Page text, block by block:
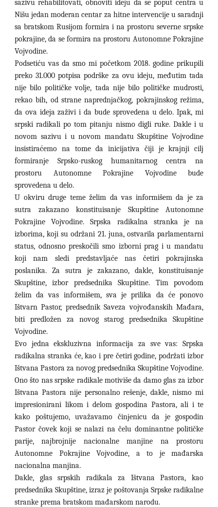
sazivu rehabilitovati, obnoviti ideju da se poput centra u
Nišu jedan moderan centar za hitne intervencije u saradnji
sa bratskom Rusijom formira i na prostoru severne srpske
pokrajine, da se formira na prostoru Autonomne Pokrajine
Vojvodine.
Podsetiću vas da smo mi početkom 2018. godine prikupili
preko 31.000 potpisa podrške za ovu ideju, međutim tada
nije bilo političke volje, tada nije bilo političke mudrosti,
rekao bih, od strane naprednjačkog, pokrajinskog režima,
da ova ideja zaživi i da bude sprovedena u delo. Ipak, mi
srpski radikali po tom pitanju nismo digli ruke. Dakle i u
novom sazivu i u novom mandatu Skupštine Vojvodine
insistiraćemo na tome da inicijativa čiji je krajnji cilj
formiranje Srpsko-ruskog humanitarnog centra na
prostoru Autonomne Pokrajine Vojvodine bude
sprovedena u delo.
U okviru druge teme želim da vas informišem da je za
sutra zakazano konstituisanje Skupštine Autonomne
Pokrajine Vojvodine. Srpska radikalna stranka je na
izborima, koji su održani 21. juna, ostvarila parlamentarni
status, odnosno preskočili smo izborni prag i u mandatu
koji nam sledi predstavljaće nas četiri pokrajinska
poslanika. Za sutra je zakazano, dakle, konstituisanje
Skupštine, izbor predsednika Skupštine. Tim povodom
želim da vas informišem, sva je prilika da će ponovo
Ištvarn Pastor, predsednik Saveza vojvođanskih Mađara,
biti predložen za novog starog predsednika Skupštine
Vojvodine.
Evo jedna ekskluzivna informacija za sve vas: Srpska
radikalna stranka će, kao i pre četiri godine, podržati izbor
Ištvana Pastora za novog predsednika Skupštine Vojvodine.
Ono što nas srpske radikale motiviše da damo glas za izbor
Ištvana Pastora nije personalno rešenje, dakle, nismo mi
impresionirani likom i delom gospodina Pastora, ali i te
kako poštujemo, uvažavamo činjenicu da je gospodin
Pastor čovek koji se nalazi na čelu dominantne političke
parije, najbrojnije nacionalne manjine na prostoru
Autonomne Pokrajine Vojvodine, a to je mađarska
nacionalna manjina.
Dakle, glas srpskih radikala za Ištvana Pastora, kao
predsednika Skupštine, izraz je poštovanja Srpske radikalne
stranke prema bratskom mađarskom narodu.